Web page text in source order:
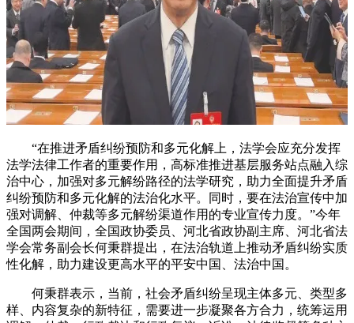
“在推进矛盾纠纷预防和多元化解上，法学会应充分发挥
法学法律工作者的重要作用，高标准推进基层服务站点融入综
治中心，加强对多元解纷路径的法学研究，助力全面提升矛盾
纠纷预防和多元化解的法治化水平。同时，要在法治宣传中加
强对调解、仲裁等多元解纷渠道作用的专业宣传力度。”今年
全国两会期间，全国政协委员、河北省政协副主席、河北省法
学会常务副会长何秉群提出，在法治轨道上推动矛盾纠纷实质
性化解，助力建设更高水平的平安中国、法治中国。
何秉群表示，当前，社会矛盾纠纷呈现主体多元、类型多
样、内容复杂的新特征，需要进一步凝聚各方合力，统筹运用